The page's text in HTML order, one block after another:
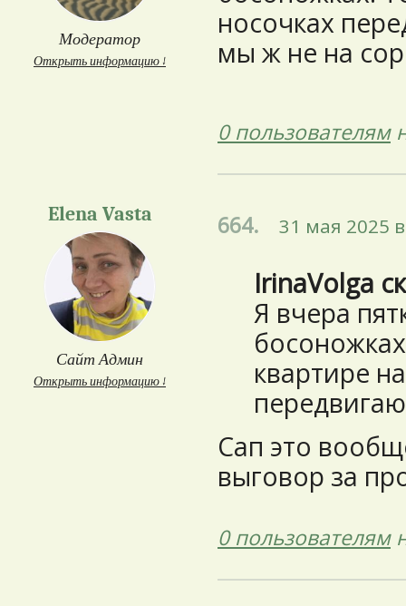
Модератор
Открыть информацию ↓
носочках
мы ж не на
0 пользователям
Elena Vasta
Сайт Админ
Открыть информацию ↓
664. 31 мая 2025
IrinaVolga
Я вчера
квартире
Сап это
выговор за
0 пользователям